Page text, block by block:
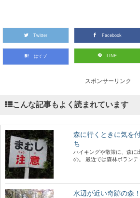
Twitter Facebook
はてブ LINE
スポンサーリンク
こんな記事もよく読まれています
森に行くときに気を
ち
ハイキングや散策に、森に
の。 最近では森林ボランテ
水辺が近い奇跡の森